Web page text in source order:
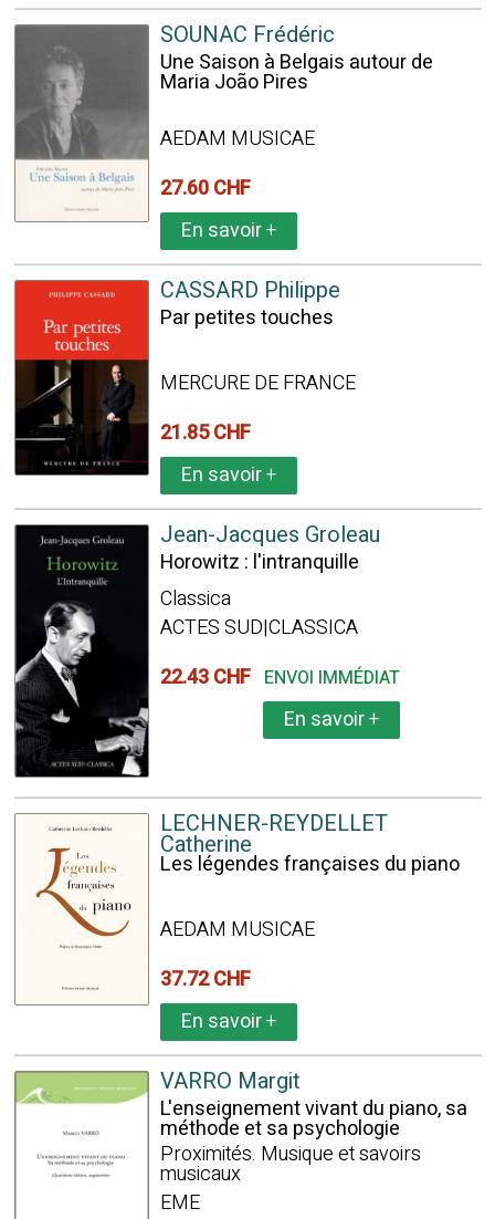
SOUNAC Frédéric
Une Saison à Belgais autour de
Maria João Pires
AEDAM MUSICAE
27.60 CHF
En savoir+
CASSARD Philippe
Par petites touches
MERCURE DE FRANCE
21.85 CHF
En savoir+
Jean-Jacques Groleau
Horowitz : l'intranquille
Classica
ACTES SUD|CLASSICA
22.43 CHF ENVOI IMMÉDIAT
En savoir+
LECHNER-REYDELLET
Catherine
Les légendes françaises du piano
AEDAM MUSICAE
37.72 CHF
En savoir+
VARRO Margit
L'enseignement vivant du piano, sa
méthode et sa psychologie
Proximités. Musique et savoirs
musicaux
EME